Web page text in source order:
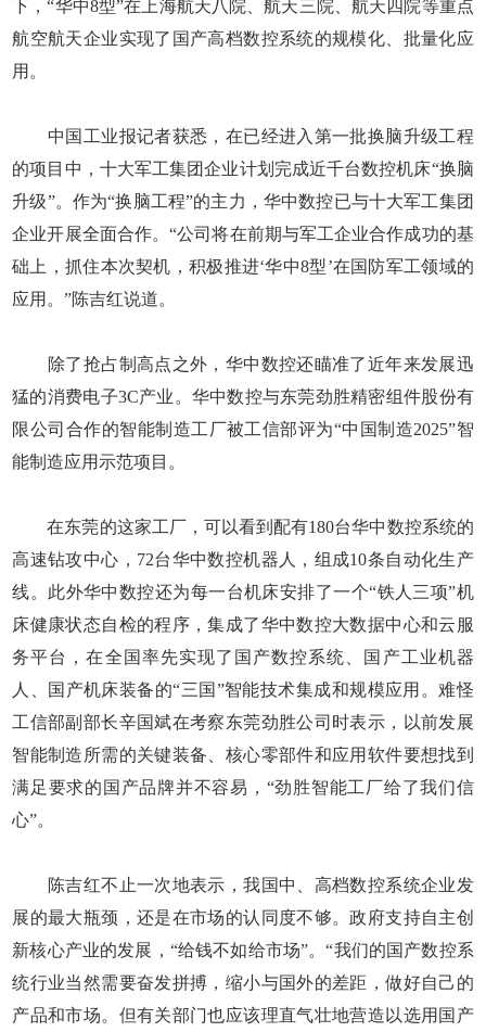
下，“华中8型”在上海航天八院、航天三院、航天四院等重点
航空航天企业实现了国产高档数控系统的规模化、批量化应
用。
中国工业报记者获悉，在已经进入第一批换脑升级工程
的项目中，十大军工集团企业计划完成近千台数控机床“换脑
升级”。作为“换脑工程”的主力，华中数控已与十大军工集团
企业开展全面合作。“公司将在前期与军工企业合作成功的基
础上，抓住本次契机，积极推进‘华中8型’在国防军工领域的
应用。”陈吉红说道。
除了抢占制高点之外，华中数控还瞄准了近年来发展迅
猛的消费电子3C产业。华中数控与东莞劲胜精密组件股份有
限公司合作的智能制造工厂被工信部评为“中国制造2025”智
能制造应用示范项目。
在东莞的这家工厂，可以看到配有180台华中数控系统的
高速钻攻中心，72台华中数控机器人，组成10条自动化生产
线。此外华中数控还为每一台机床安排了一个“铁人三项”机
床健康状态自检的程序，集成了华中数控大数据中心和云服
务平台，在全国率先实现了国产数控系统、国产工业机器
人、国产机床装备的“三国”智能技术集成和规模应用。难怪
工信部副部长辛国斌在考察东莞劲胜公司时表示，以前发展
智能制造所需的关键装备、核心零部件和应用软件要想找到
满足要求的国产品牌并不容易，“劲胜智能工厂给了我们信
心”。
陈吉红不止一次地表示，我国中、高档数控系统企业发
展的最大瓶颈，还是在市场的认同度不够。政府支持自主创
新核心产业的发展，“给钱不如给市场”。“我们的国产数控系
统行业当然需要奋发拼搏，缩小与国外的差距，做好自己的
产品和市场。但有关部门也应该理直气壮地营造以选用国产